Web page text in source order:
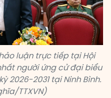
luận trực tiếp tại Hội
người ứng cử đại biểu
2026-2031 tại Ninh Bình.
TTXVN)